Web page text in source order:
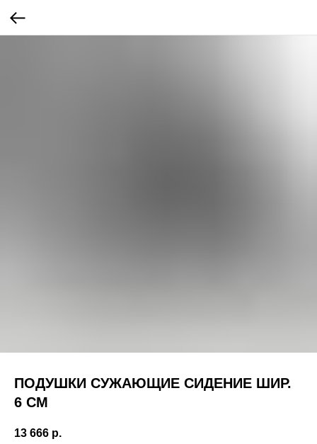
ПОДУШКИ СУЖАЮЩИЕ СИДЕНИЕ ШИР.
6 СМ
13 666 р.